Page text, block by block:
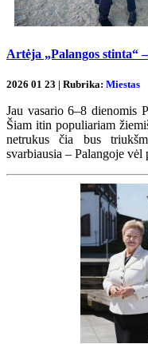
Artėja „Palangos stinta“
2026 01 23 | Rubrika: Miestas
Jau vasario 6–8 dienomis
Šiam itin populiariam
netrukus čia bus
svarbiausia – Palangoje vėl